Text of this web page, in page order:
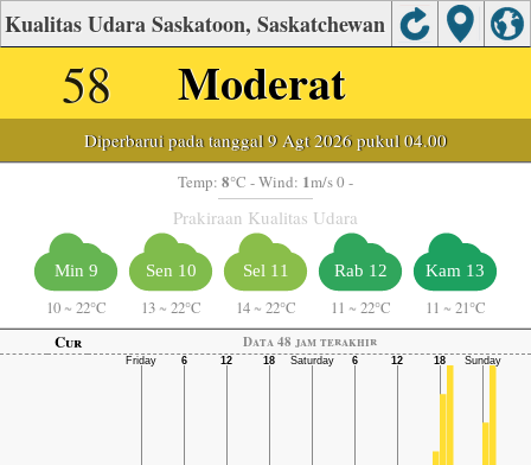
Kualitas Udara Saskatoon, Saskatchewan
58 Moderat
Diperbarui pada tanggal 9 Agt 2026 pukul 04.00
Temp: 8°C - Wind: 1m/s 0 -
Prakiraan Kualitas Udara
Min 9
10 ~ 22°C
Sen 10
13 ~ 22°C
Sel 11
14 ~ 22°C
Rab 12
11 ~ 22°C
Kam 13
11 ~ 21°C
Cur
Data 48 jam terakhir